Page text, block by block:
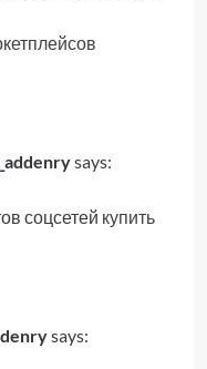
says:
соцсетей купить
says: